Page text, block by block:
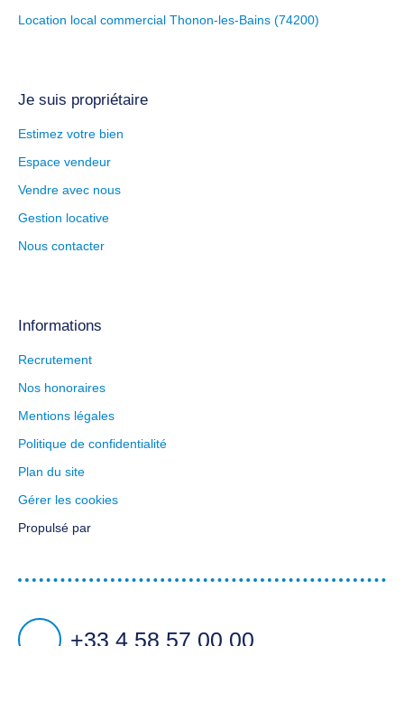
Location local commercial Thonon-les-Bains (74200)
Je suis propriétaire
Estimez votre bien
Espace vendeur
Vendre avec nous
Gestion locative
Nous contacter
Informations
Recrutement
Nos honoraires
Mentions légales
Politique de confidentialité
Plan du site
Gérer les cookies
Propulsé par
+33 4 58 57 00 00